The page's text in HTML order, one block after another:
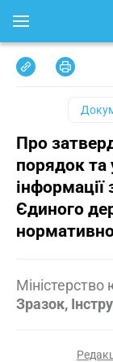
Про
порядок
Єдиного
Міністерство
Зразок,